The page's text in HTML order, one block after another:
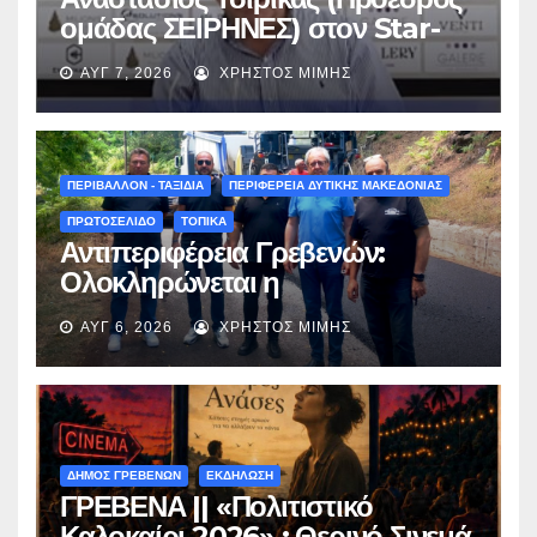
ομάδας ΣΕΙΡΗΝΕΣ) στον Star-
fm 93.3: «Το όνειρο έγινε
πραγματικότητα – Σας
περιμένουμε όλους το Σάββατο
στη Μυρσίνα Γρεβενών !» –
(audio)
ΑΥΓ 7, 2026 ΧΡΉΣΤΟΣ ΜΊΜΗΣ
ΠΕΡΙΒΑΛΛΟΝ - ΤΑΞΙΔΙΑ ΠΕΡΙΦΕΡΕΙΑ ΔΥΤΙΚΗΣ ΜΑΚΕΔΟΝΙΑΣ
ΠΡΩΤΟΣΕΛΙΔΟ ΤΟΠΙΚΑ
Αντιπεριφέρεια Γρεβενών:
Ολοκληρώνεται η
ασφαλτόστρωση της οδού
Περιβόλι – Αβδέλλα
ΑΥΓ 6, 2026 ΧΡΉΣΤΟΣ ΜΊΜΗΣ
ΔΗΜΟΣ ΓΡΕΒΕΝΩΝ ΕΚΔΗΛΩΣΗ
ΓΡΕΒΕΝΑ || «Πολιτιστικό